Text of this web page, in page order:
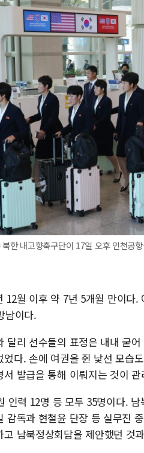
한 내고향축구단이 17일 오후 인천공
12월 이후 약 7년 5개월 만이다
남이다.
달리 선수들의 표정은 내내 굳
다. 손에 여권을 쥔 낯선 모습
발급을 통해 이뤄지는 것이 관
인력 12명 등 모두 35명이다.
감독과 현철윤 단장 등 실무진
남북정상회담을 제안했던 것